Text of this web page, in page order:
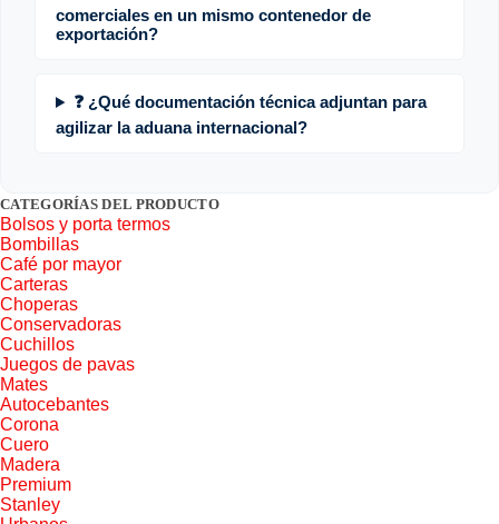
comerciales en un mismo contenedor de
exportación?
❓ ¿Qué documentación técnica adjuntan para
agilizar la aduana internacional?
CATEGORÍAS DEL PRODUCTO
Bolsos y porta termos
Bombillas
Café por mayor
Carteras
Choperas
Conservadoras
Cuchillos
Juegos de pavas
Mates
Autocebantes
Corona
Cuero
Madera
Premium
Stanley